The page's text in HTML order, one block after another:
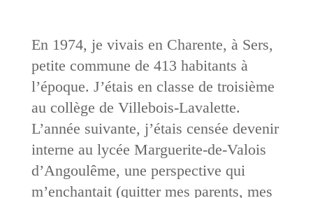
En 1974, je vivais en Charente, à Sers,
petite commune de 413 habitants à
l’époque. J’étais en classe de troisième
au collège de Villebois-Lavalette.
L’année suivante, j’étais censée devenir
interne au lycée Marguerite-de-Valois
d’Angoulême, une perspective qui
m’enchantait (quitter mes parents, mes